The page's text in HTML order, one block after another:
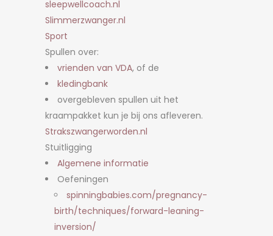
sleepwellcoach.nl
Slimmerzwanger.nl
Sport
Spullen over:
vrienden van VDA, of de
kledingbank
overgebleven spullen uit het
kraampakket kun je bij ons afleveren.
Strakszwangerworden.nl
Stuitligging
Algemene informatie
Oefeningen
spinningbabies.com/pregnancy-
birth/techniques/forward-leaning-
inversion/